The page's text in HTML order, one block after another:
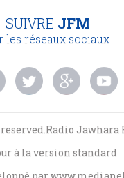
SUIVRE JFM
les réseaux sociaux
Jawhara
à la version standard